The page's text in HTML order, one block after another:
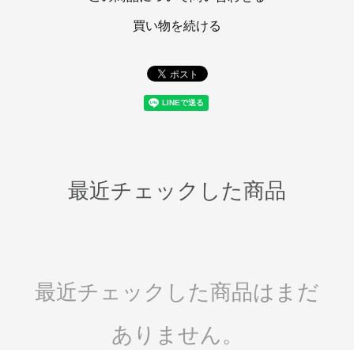
買い物を続ける
最近チェックした商品
最近チェックした商品はまだ
ありません。